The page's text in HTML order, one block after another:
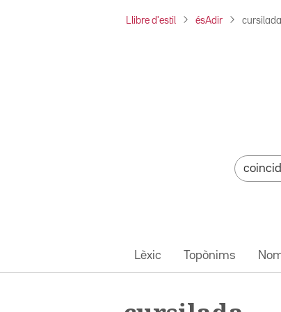
Llibre d'estil ésAdir cursilada
Lèxic Topònims